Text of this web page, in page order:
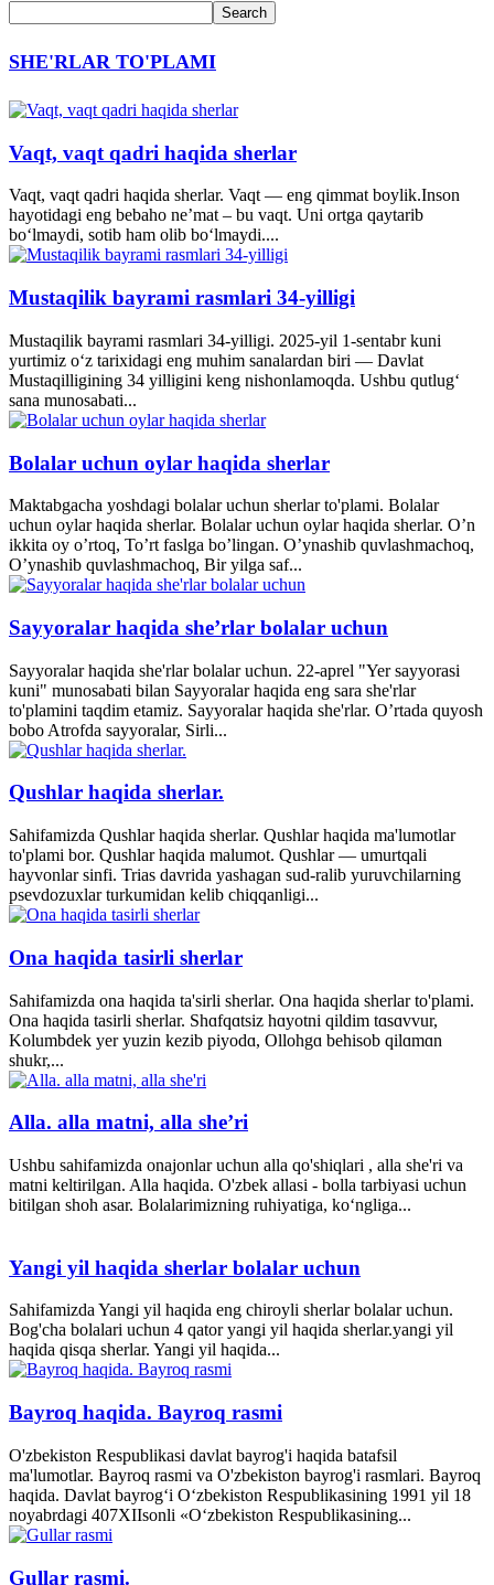
SHE'RLAR TO'PLAMI
Vaqt, vaqt qadri haqida sherlar
Vaqt, vaqt qadri haqida sherlar. Vaqt — eng qimmat boylik.Inson
hayotidagi eng bebaho ne’mat – bu vaqt. Uni ortga qaytarib
bo‘lmaydi, sotib ham olib bo‘lmaydi....
Mustaqilik bayrami rasmlari 34-yilligi
Mustaqilik bayrami rasmlari 34-yilligi. 2025-yil 1-sentabr kuni
yurtimiz o‘z tarixidagi eng muhim sanalardan biri — Davlat
Mustaqilligining 34 yilligini keng nishonlamoqda. Ushbu qutlug‘
sana munosabati...
Bolalar uchun oylar haqida sherlar
Maktabgacha yoshdagi bolalar uchun sherlar to'plami. Bolalar
uchun oylar haqida sherlar. Bolalar uchun oylar haqida sherlar. O’n
ikkita oy o’rtoq, To’rt faslga bo’lingan. O’ynashib quvlashmachoq,
O’ynashib quvlashmachoq, Bir yilga saf...
Sayyoralar haqida she’rlar bolalar uchun
Sayyoralar haqida she'rlar bolalar uchun. 22-aprel "Yer sayyorasi
kuni" munosabati bilan Sayyoralar haqida eng sara she'rlar
to'plamini taqdim etamiz. Sayyoralar haqida she'rlar. O’rtada quyosh
bobo Atrofda sayyoralar, Sirli...
Qushlar haqida sherlar.
Sahifamizda Qushlar haqida sherlar. Qushlar haqida ma'lumotlar
to'plami bor. Qushlar haqida malumot. Qushlar — umurtqali
hayvonlar sinfi. Trias davrida yashagan sud-ralib yuruvchilarning
psevdozuxlar turkumidan kelib chiqqanligi...
Ona haqida tasirli sherlar
Sahifamizda ona haqida ta'sirli sherlar. Ona haqida sherlar to'plami.
Ona haqida tasirli sherlar. Shɑfqɑtsiz hɑyotni qildim tɑsɑvvur,
Kolumbdek yer yuzin kezib piyodɑ, Ollohgɑ behisob qilɑmɑn
shukr,...
Alla. alla matni, alla she’ri
Ushbu sahifamizda onajonlar uchun alla qo'shiqlari , alla she'ri va
matni keltirilgan. Alla haqida. O'zbek allasi - bolla tarbiyasi uchun
bitilgan shoh asar. Bolalarimizning ruhiyatiga, ko‘ngliga...
Yangi yil haqida sherlar bolalar uchun
Sahifamizda Yangi yil haqida eng chiroyli sherlar bolalar uchun.
Bog'cha bolalari uchun 4 qator yangi yil haqida sherlar.yangi yil
haqida qisqa sherlar. Yangi yil haqida...
Bayroq haqida. Bayroq rasmi
O'zbekiston Respublikasi davlat bayrog'i haqida batafsil
ma'lumotlar. Bayroq rasmi va O'zbekiston bayrog'i rasmlari. Bayroq
haqida. Davlat bayrog‘i O‘zbekiston Respublikasining 1991 yil 18
noyabrdagi 407­XII­sonli «O‘zbekiston Respublikasining...
Gullar rasmi.